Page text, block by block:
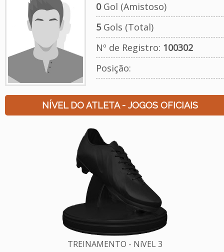
0Gol (Amistoso)
5Gols (Total)
Nº de Registro: 100302
Posição:
NÍVEL DO ATLETA - JOGOS OFICIAIS
TREINAMENTO - NíVEL 3